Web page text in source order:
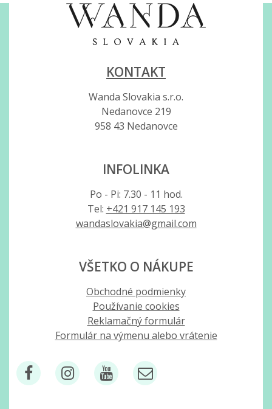
KONTAKT
Wanda Slovakia s.r.o.
Nedanovce 219
958 43 Nedanovce
INFOLINKA
Po - Pi: 7.30 - 11 hod.
Tel: +421 917 145 193
wandaslovakia@gmail.com
VŠETKO O NÁKUPE
Obchodné podmienky
Používanie cookies
Reklamačný formulár
Formulár na výmenu alebo vrátenie